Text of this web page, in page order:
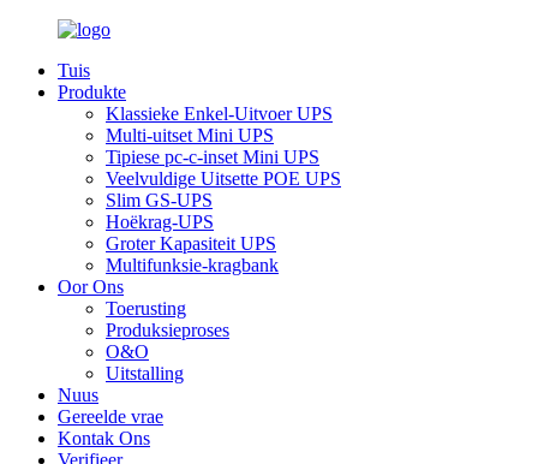
Tuis
Produkte
Klassieke Enkel-Uitvoer UPS
Multi-uitset Mini UPS
Tipiese pc-c-inset Mini UPS
Veelvuldige Uitsette POE UPS
Slim GS-UPS
Hoëkrag-UPS
Groter Kapasiteit UPS
Multifunksie-kragbank
Oor Ons
Toerusting
Produksieproses
O&O
Uitstalling
Nuus
Gereelde vrae
Kontak Ons
Verifieer